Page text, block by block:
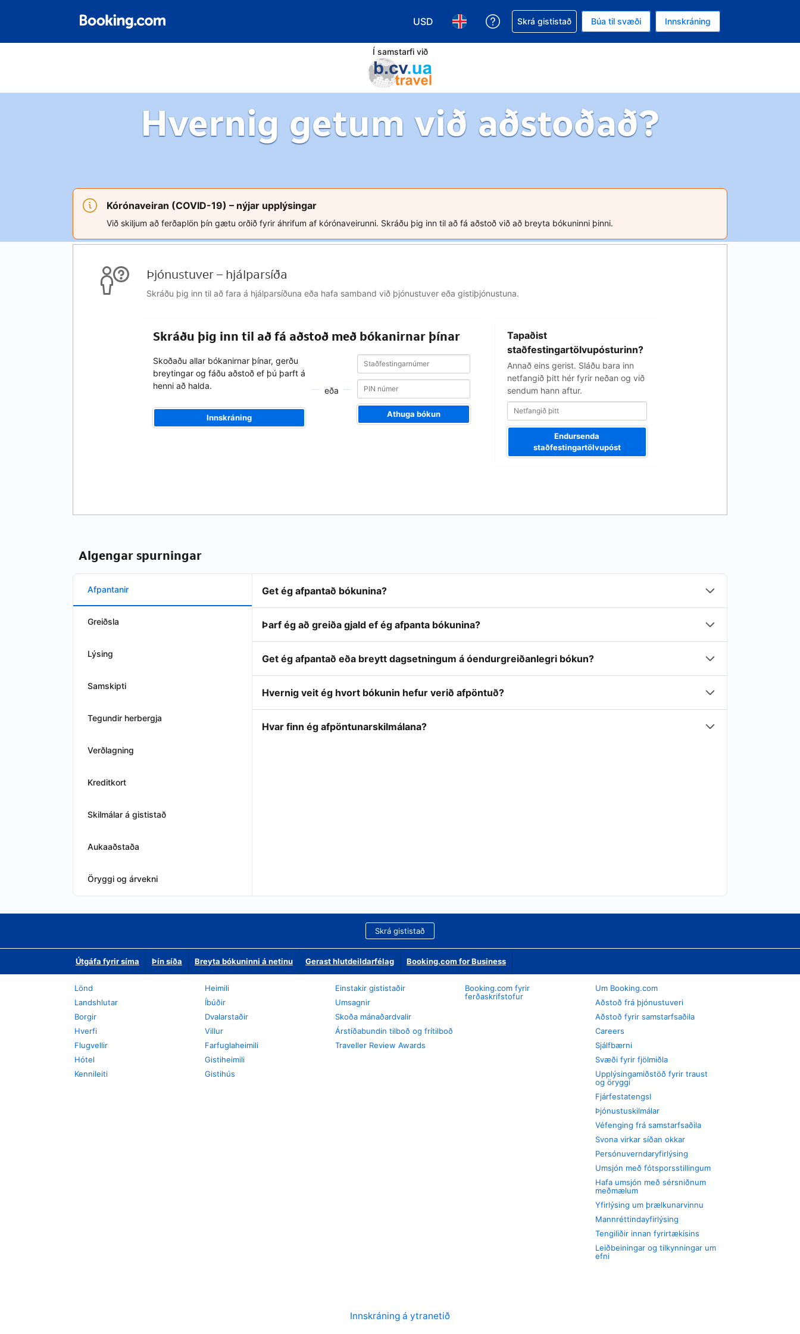
USD
Veldu gjaldmiðil. Í augnablikinu er gjaldmiðillinn Bandaríkjadalur
Veldu þitt tungumál. Í augnablikinu er tungumál þitt Íslensku
Fá aðstoð við bókunina
Skrá gististað Búa til svæði Innskráning
Í samstarfi við
Hvernig getum við aðstoðað?
Kórónaveiran (COVID-19) – nýjar upplýsingar
Við skiljum að ferðaplön þín gætu orðið fyrir áhrifum af kórónaveirunni. Skráðu þig inn til að fá aðstoð við að breyta bókuninni þinni.
Þjónustuver – hjálparsíða
Skráðu þig inn til að fara á hjálparsíðuna eða hafa samband við þjónustuver eða gistiþjónustuna.
Skráðu þig inn til að fá aðstoð með bókanirnar þínar
Skoðaðu allar bókanirnar þínar, gerðu
breytingar og fáðu aðstoð ef þú þarft á
henni að halda.
Innskráning
eða
Staðfestingarnúmer
Staðfestingarnúmer
Athuga bókun
Tapaðist
staðfestingartölvupósturinn?
Annað eins gerist. Sláðu bara inn
netfangið þitt hér fyrir neðan og við
sendum hann aftur.
Endursenda
staðfestingartölvupóst
Algengar spurningar
Afpantanir
Greiðsla
Lýsing
Samskipti
Tegundir herbergja
Verðlagning
Kreditkort
Skilmálar á gististað
Aukaaðstaða
Öryggi og árvekni
Get ég afpantað bókunina?
Þarf ég að greiða gjald ef ég afpanta bókunina?
Get ég afpantað eða breytt dagsetningum á óendurgreiðanlegri bókun?
Hvernig veit ég hvort bókunin hefur verið afpöntuð?
Hvar finn ég afpöntunarskilmálana?
Skrá gististað
Útgáfa fyrir síma Þín síða Breyta bókuninni á netinu Gerast hlutdeildarfélag Booking.com for Business
Lönd
Landshlutar
Borgir
Hverfi
Flugvellir
Hótel
Kennileiti
Heimili
Íbúðir
Dvalarstaðir
Villur
Farfuglaheimili
Gistiheimili
Gistihús
Einstakir gististaðir
Umsagnir
Skoða mánaðardvalir
Árstíðabundin tilboð og frítilboð
Traveller Review Awards
Booking.com fyrir
ferðaskrifstofur
Um Booking.com
Aðstoð frá þjónustuveri
Aðstoð fyrir samstarfsaðila
Careers
Sjálfbærni
Svæði fyrir fjölmiðla
Upplýsingamiðstöð fyrir traust
og öryggi
Fjárfestatengsl
Þjónustuskilmálar
Véfenging frá samstarfsaðila
Svona virkar síðan okkar
Persónuverndaryfirlýsing
Umsjón með fótsporsstillingum
Hafa umsjón með sérsniðnum
meðmælum
Yfirlýsing um þrælkunarvinnu
Mannréttindayfirlýsing
Tengiliðir innan fyrirtækisins
Leiðbeiningar og tilkynningar um
efni
Innskráning á ytranetið